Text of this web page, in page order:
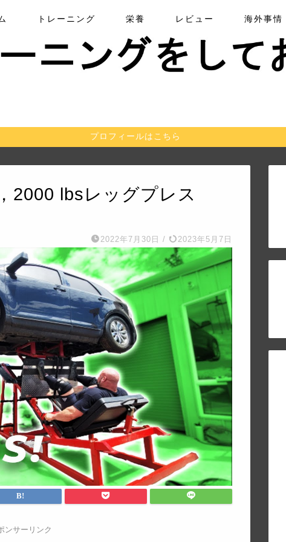
トレーニング 栄養 レビュー 海外事情
プロフィールはこちら
2000 lbsレッグプレス
2022年7月30日 / 2023年5月7日
ンサーリンク